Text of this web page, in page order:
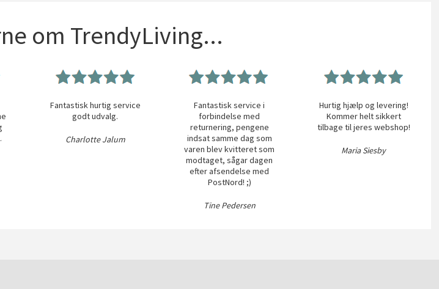
om TrendyLiving...
Fantastisk hurtig service
godt udvalg.
Charlotte Jalum
Fantastisk service i
forbindelse med
returnering, pengene
indsat samme dag som
varen blev kvitteret som
modtaget, sågar dagen
efter afsendelse med
PostNord! ;)
Tine Pedersen
Hurtig hjælp og levering!
Kommer helt sikkert
tilbage til jeres webshop!
Maria Siesby